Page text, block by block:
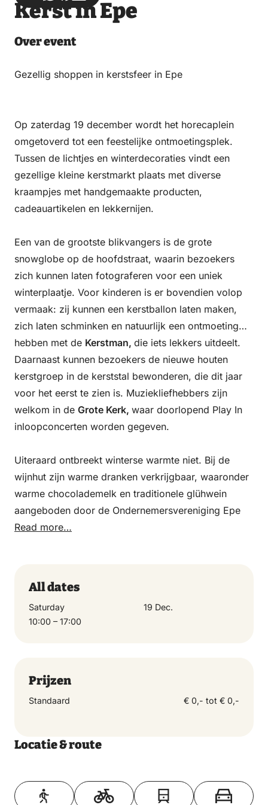
via viaon on
Kerst in Epe
Over event
Gezellig shoppen in kerstsfeer in Epe
Op zaterdag 19 december wordt het horecaplein
omgetoverd tot een feestelijke ontmoetingsplek.
Tussen de lichtjes en winterdecoraties vindt een
gezellige kleine kerstmarkt plaats met diverse
kraampjes met handgemaakte producten,
cadeauartikelen en lekkernijen.
Een van de grootste blikvangers is de grote
snowglobe op de hoofdstraat, waarin bezoekers
zich kunnen laten fotograferen voor een uniek
winterplaatje. Voor kinderen is er bovendien volop
vermaak: zij kunnen een kerstballon laten maken,
zich laten schminken en natuurlijk een ontmoeting
hebben met de Kerstman, die iets lekkers uitdeelt.
Daarnaast kunnen bezoekers de nieuwe houten
kerstgroep in de kerststal bewonderen, die dit jaar
voor het eerst te zien is. Muziekliefhebbers zijn
welkom in de Grote Kerk, waar doorlopend Play In
inloopconcerten worden gegeven.
Uiteraard ontbreekt winterse warmte niet. Bij de
wijnhut zijn warme dranken verkrijgbaar, waaronder
warme chocolademelk en traditionele glühwein
aangeboden door de Ondernemersvereniging Epe
Read more…
All dates
Saturday
19 Dec.
10:00 – 17:00
Prijzen
Standaard € 0,- tot € 0,-
Locatie & route
Toon op kaart